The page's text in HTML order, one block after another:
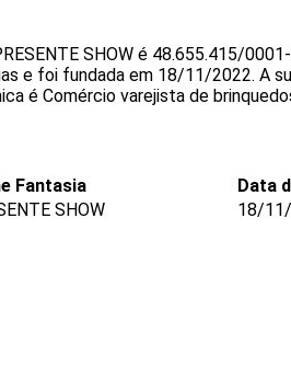
SHOW é 48.655.415/
e foi fundada em 18/11/2022. A
é Comércio varejista de
Fantasia
SHOW
Data
18/